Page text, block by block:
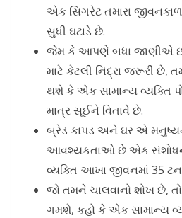
એક સિગરેટ તમારા
સુધી ઘટાડે છે.
જેમ કે આપણે બધા જાણીએ
માટે કેટલી નિંદ્રા જરૂરી છે,
થશે કે એક સામાન્ય વ્યક્તિ
માત્ર સૂઈને વિતાવે છે.
બ્રેડ કાપડ અને ઘર એ
આવશ્યકતાઓ છે એક
વ્યક્તિ આખા જીવનમાં 35
જો તમને ચાલવાનો શોખ છે,
ગમશે, કહો કે એક સામાન્ય